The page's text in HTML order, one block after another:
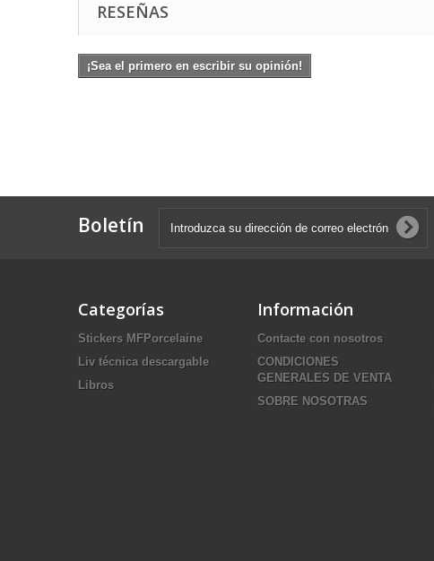
RESEÑAS
¡Sea el primero en escribir su opinión!
Boletín
Categorías
Stickers MFPorcelaine
Liv técnica descargable
Libros
Información
Contacte con nosotros
CONDICIONES
GENERALES DE VENTA
SOBRE NOSOTRAS